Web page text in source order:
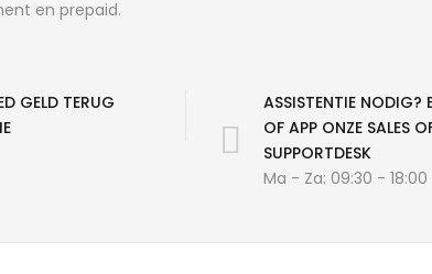
en prepaid.
GELD TERUG
ASSISTENTIE NODIG?
OF APP ONZE SALES
SUPPORTDESK
Ma - Za: 09:30 - 18:00